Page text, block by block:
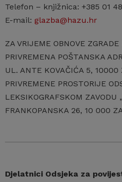
Telefon – knjižnica: +385 01
E-mail: glazba@hazu.hr
ZA VRIJEME OBNOVE
PRIVREMENA POŠTANSKA
UL. ANTE KOVAČIĆA 5, 10000
PRIVREMENE PROSTORIJE
LEKSIKOGRAFSKOM ZAVODU
FRANKOPANSKA 26, 10 000
Djelatnici Odsjeka za